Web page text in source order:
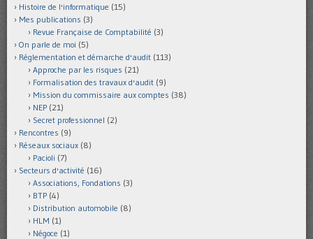
Histoire de l'informatique (15)
Mes publications (3)
Revue Française de Comptabilité (3)
On parle de moi (5)
Réglementation et démarche d'audit (113)
Approche par les risques (21)
Formalisation des travaux d'audit (9)
Mission du commissaire aux comptes (38)
NEP (21)
Secret professionnel (2)
Rencontres (9)
Réseaux sociaux (8)
Pacioli (7)
Secteurs d'activité (16)
Associations, Fondations (3)
BTP (4)
Distribution automobile (8)
HLM (1)
Négoce (1)